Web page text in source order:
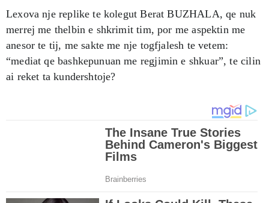
Lexova nje replike te kolegut Berat BUZHALA, qe nuk
merrej me thelbin e shkrimit tim, por me aspektin me
anesor te tij, me sakte me nje togfjalesh te vetem:
“mediat qe bashkepunuan me regjimin e shkuar”, te cilin
ai reket ta kundershtoje?